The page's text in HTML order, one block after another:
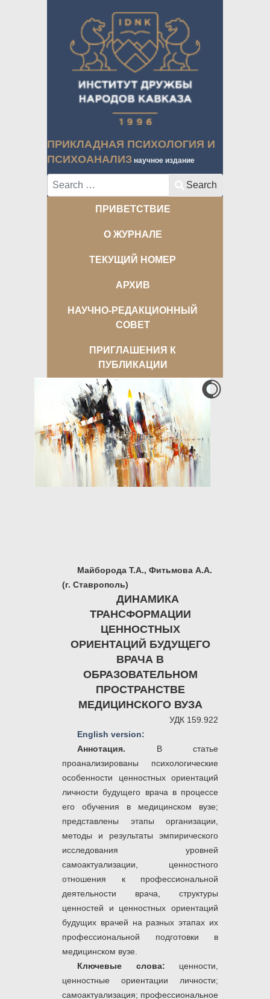
ПРИКЛАДНАЯ ПСИХОЛОГИЯ И
ПСИХОАНАЛИЗ научное издание
Search Search
ПРИВЕТСТВИЕ
О ЖУРНАЛЕ
ТЕКУЩИЙ НОМЕР
АРХИВ
НАУЧНО-РЕДАКЦИОННЫЙ
СОВЕТ
ПРИГЛАШЕНИЯ К
ПУБЛИКАЦИИ
Майборода Т.А., Фитьмова А.А.
(г. Ставрополь)
ДИНАМИКА
ТРАНСФОРМАЦИИ
ЦЕННОСТНЫХ
ОРИЕНТАЦИЙ БУДУЩЕГО
ВРАЧА В
ОБРАЗОВАТЕЛЬНОМ
ПРОСТРАНСТВЕ
МЕДИЦИНСКОГО ВУЗА
УДК 159.922
English version:
Аннотация. В статье
проанализированы психологические
особенности ценностных ориентаций
личности будущего врача в процессе
его обучения в медицинском вузе;
представлены этапы организации,
методы и результаты эмпирического
исследования уровней
самоактуализации, ценностного
отношения к профессиональной
деятельности врача, структуры
ценностей и ценностных ориентаций
будущих врачей на разных этапах их
профессиональной подготовки в
медицинском вузе.
Ключевые слова: ценности,
ценностные ориентации личности;
самоактуализация; профессиональное